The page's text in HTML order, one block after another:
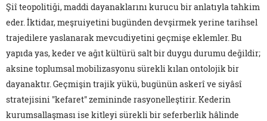
Şiî teopolitiği, maddi dayanaklarını kurucu bir anlatıyla tahkim
eder. İktidar, meşruiyetini bugünden devşirmek yerine tarihsel
trajedilere yaslanarak mevcudiyetini geçmişe eklemler. Bu
yapıda yas, keder ve ağıt kültürü salt bir duygu durumu değildir;
aksine toplumsal mobilizasyonu sürekli kılan ontolojik bir
dayanaktır. Geçmişin trajik yükü, bugünün askerî ve siyâsî
stratejisini "kefaret" zemininde rasyonelleştirir. Kederin
kurumsallaşması ise kitleyi sürekli bir seferberlik hâlinde